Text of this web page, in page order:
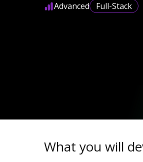
Advanced Full-Stack
What you will